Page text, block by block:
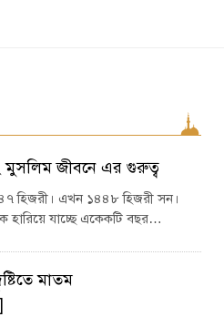
মুসলিম জীবনে এর গুরুত্ব
হিজরী। এখন ১৪৪৮ হিজরী সন।
হারিয়ে যাচ্ছে একেকটি বছর…
মাতম